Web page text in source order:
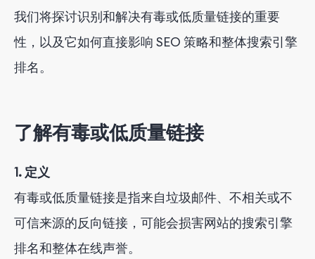
我们将探讨识别和解决有毒或低质量链接的重要
性，以及它如何直接影响 SEO 策略和整体搜索引擎
排名。
了解有毒或低质量链接
1. 定义
有毒或低质量链接是指来自垃圾邮件、不相关或不
可信来源的反向链接，可能会损害网站的搜索引擎
排名和整体在线声誉。